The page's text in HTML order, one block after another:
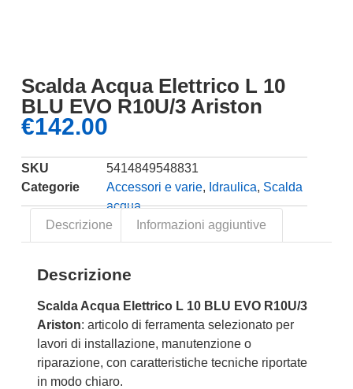
Scalda Acqua Elettrico L 10
BLU EVO R10U/3 Ariston
€142.00
SKU
5414849548831
Categorie
Accessori e varie, Idraulica, Scalda
acqua
Descrizione
Informazioni aggiuntive
Descrizione
Scalda Acqua Elettrico L 10 BLU EVO R10U/3
Ariston: articolo di ferramenta selezionato per
lavori di installazione, manutenzione o
riparazione, con caratteristiche tecniche riportate
in modo chiaro.